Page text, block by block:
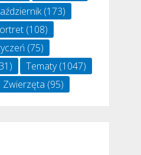
(173)
(108)
(75)
Tematy(1047)
Zwierzęta (95)